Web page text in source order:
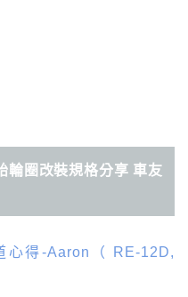
輪圈改裝規格分享 車友